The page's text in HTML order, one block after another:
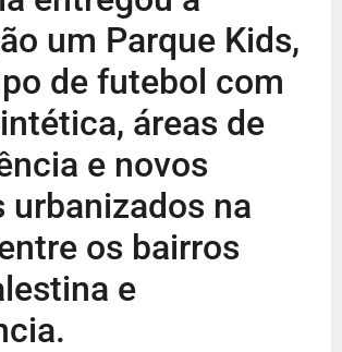
um Parque Kids,
de futebol com
áreas de
e novos
urbanizados na
os bairros
e